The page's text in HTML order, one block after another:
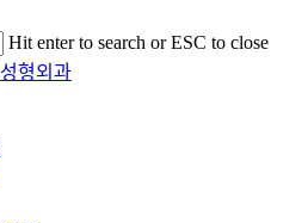
Hit enter to search or ESC to close